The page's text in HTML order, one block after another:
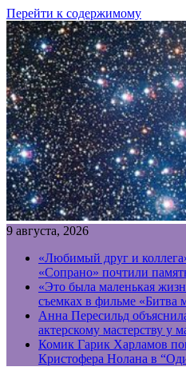
Перейти к содержимому
9 августа, 2026
«Любимый друг и
«Сопрано» почтили
«Это была маленькая
съемках в фильме «Битва
Анна Пересильд
актерскому мастерству у
Комик Гарик Харламов
Кристофера Нолана в